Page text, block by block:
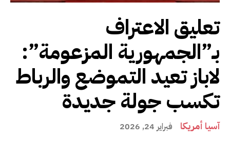
تعليق الاعتراف
بـ”الجمهورية المزعومة”:
لاباز تعيد التموضع والرباط
تكسب جولة جديدة
آسيا أمريكا فبراير 24, 2026